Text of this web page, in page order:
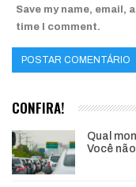
Save my name, email,
time I comment.
CONFIRA!
Qual
Você